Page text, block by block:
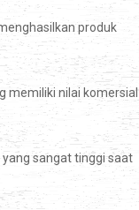
produk
memiliki nilai komersial
sangat tinggi saat